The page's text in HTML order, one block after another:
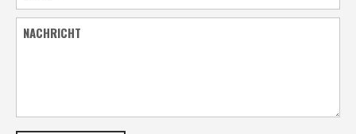
NACHRICHT